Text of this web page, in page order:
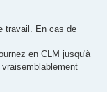
travail. En cas de
en CLM jusqu'à